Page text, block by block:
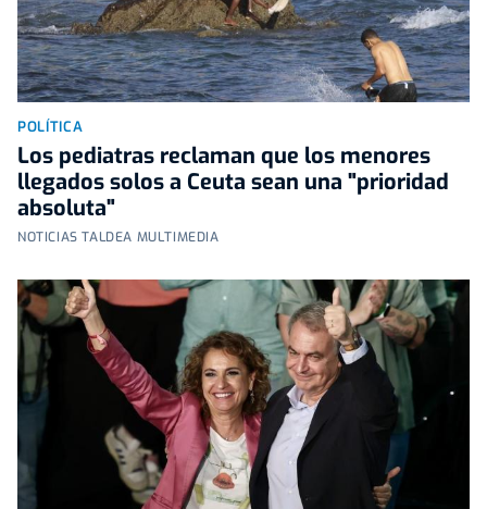
POLÍTICA
Los pediatras reclaman que los menores
llegados solos a Ceuta sean una "prioridad
absoluta"
NOTICIAS TALDEA MULTIMEDIA